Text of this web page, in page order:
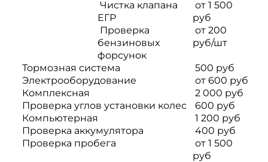
Чистка клапана
ЕГР
от 1 500
руб
Проверка
бензиновых
форсунок
от 200
руб/шт
Тормозная система
500 руб
Электрооборудование
от 600 руб
Комплексная
2 000 руб
Проверка углов установки колес
600 руб
Компьютерная
1 200 руб
Проверка аккумулятора
400 руб
Проверка пробега
от 1 500
руб